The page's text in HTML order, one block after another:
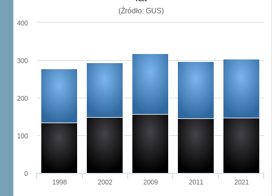
(Źródło: GUS)
1998 2002 2009 2011 2021
0
100
200
300
400